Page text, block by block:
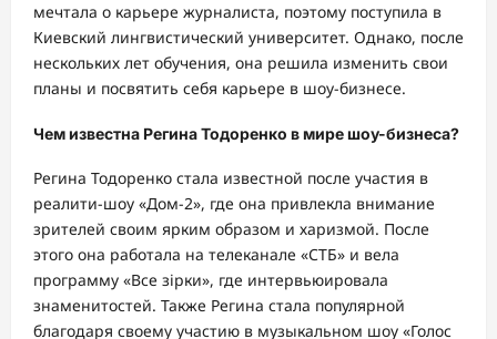
мечтала о карьере журналиста, поэтому поступила в
Киевский лингвистический университет. Однако, после
нескольких лет обучения, она решила изменить свои
планы и посвятить себя карьере в шоу-бизнесе.
Чем известна Регина Тодоренко в мире шоу-бизнеса?
Регина Тодоренко стала известной после участия в
реалити-шоу «Дом-2», где она привлекла внимание
зрителей своим ярким образом и харизмой. После
этого она работала на телеканале «СТБ» и вела
программу «Все зірки», где интервьюировала
знаменитостей. Также Регина стала популярной
благодаря своему участию в музыкальном шоу «Голос